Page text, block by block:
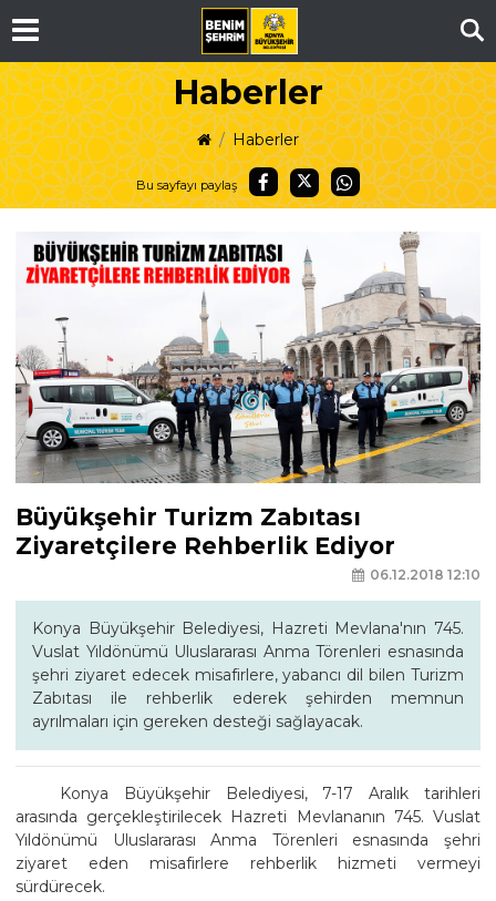
Haberler
Haberler
Bu sayfayı paylaş
Büyükşehir Turizm Zabıtası
Ziyaretçilere Rehberlik Ediyor
06.12.2018 12:10
Konya Büyükşehir Belediyesi, Hazreti Mevlana'nın 745.
Vuslat Yıldönümü Uluslararası Anma Törenleri esnasında
şehri ziyaret edecek misafirlere, yabancı dil bilen Turizm
Zabıtası ile rehberlik ederek şehirden memnun
ayrılmaları için gereken desteği sağlayacak.
Konya Büyükşehir Belediyesi, 7-17 Aralık tarihleri
arasında gerçekleştirilecek Hazreti Mevlananın 745. Vuslat
Yıldönümü Uluslararası Anma Törenleri esnasında şehri
ziyaret eden misafirlere rehberlik hizmeti vermeyi
sürdürecek.